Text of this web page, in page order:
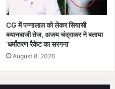
CG में पन्नालाल को लेकर सियासी
बयानबाजी तेज, अजय चंद्राकर ने बताया
‘धर्मांतरण रैकेट का सरगना’
August 8, 2026